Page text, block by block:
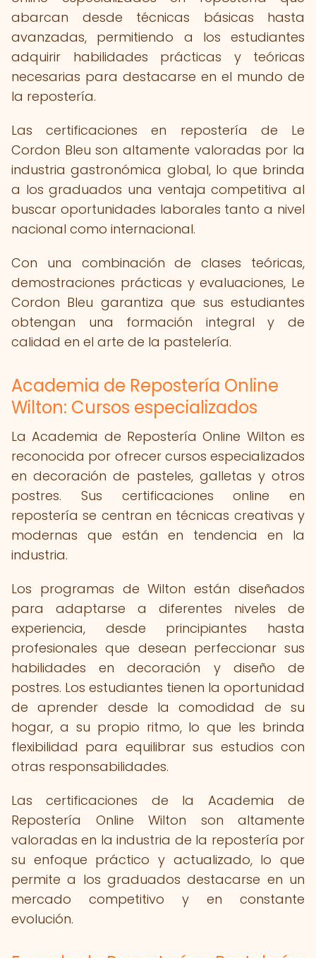
abarcan desde técnicas básicas hasta
avanzadas, permitiendo a los estudiantes
adquirir habilidades prácticas y teóricas
necesarias para destacarse en el mundo de
la repostería.
Las certificaciones en repostería de Le
Cordon Bleu son altamente valoradas por la
industria gastronómica global, lo que brinda
a los graduados una ventaja competitiva al
buscar oportunidades laborales tanto a nivel
nacional como internacional.
Con una combinación de clases teóricas,
demostraciones prácticas y evaluaciones, Le
Cordon Bleu garantiza que sus estudiantes
obtengan una formación integral y de
calidad en el arte de la pastelería.
Academia de Repostería Online
Wilton: Cursos especializados
La Academia de Repostería Online Wilton es
reconocida por ofrecer cursos especializados
en decoración de pasteles, galletas y otros
postres. Sus certificaciones online en
repostería se centran en técnicas creativas y
modernas que están en tendencia en la
industria.
Los programas de Wilton están diseñados
para adaptarse a diferentes niveles de
experiencia, desde principiantes hasta
profesionales que desean perfeccionar sus
habilidades en decoración y diseño de
postres. Los estudiantes tienen la oportunidad
de aprender desde la comodidad de su
hogar, a su propio ritmo, lo que les brinda
flexibilidad para equilibrar sus estudios con
otras responsabilidades.
Las certificaciones de la Academia de
Repostería Online Wilton son altamente
valoradas en la industria de la repostería por
su enfoque práctico y actualizado, lo que
permite a los graduados destacarse en un
mercado competitivo y en constante
evolución.